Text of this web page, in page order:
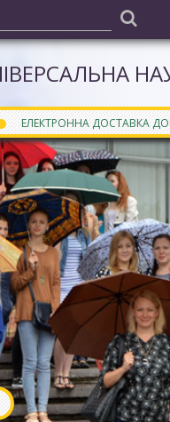
ЕЛЕКТРОННА ДОСТАВКА